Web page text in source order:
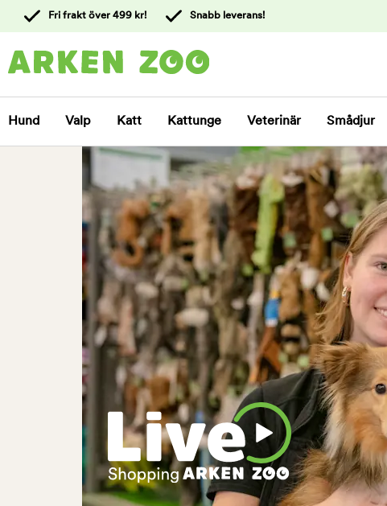
kundtjänst
Fri frakt över 499 kr! Snabb leverans!
Hund Valp Katt Kattunge Veterinär Smådjur